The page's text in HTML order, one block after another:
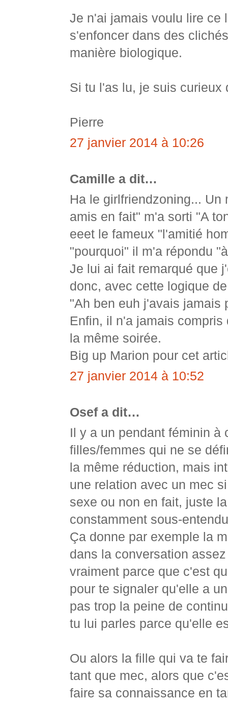
Je n'ai jamais voulu lire ce
s'enfoncer dans des
manière biologique.
Si tu l'as lu, je suis curieux
Pierre
27 janvier 2014 à 10:26
Camille a dit…
Ha le girlfriendzoning...
amis en fait" m'a sorti "A
eeet le fameux "l'amitié
"pourquoi" il m'a répondu
Je lui ai fait remarqué que
donc, avec cette logique
"Ah ben euh j'avais jamais
Enfin, il n'a jamais
la même soirée.
Big up Marion pour cet
27 janvier 2014 à 10:52
Osef a dit…
Il y a un pendant féminin à
filles/femmes qui ne se
la même réduction, mais
une relation avec un mec
sexe ou non en fait, juste
constamment sous-
Ça donne par exemple la
dans la conversation
vraiment parce que c'est
pour te signaler qu'elle a
pas trop la peine de
tu lui parles parce qu'elle
Ou alors la fille qui va te
tant que mec, alors que
faire sa connaissance en